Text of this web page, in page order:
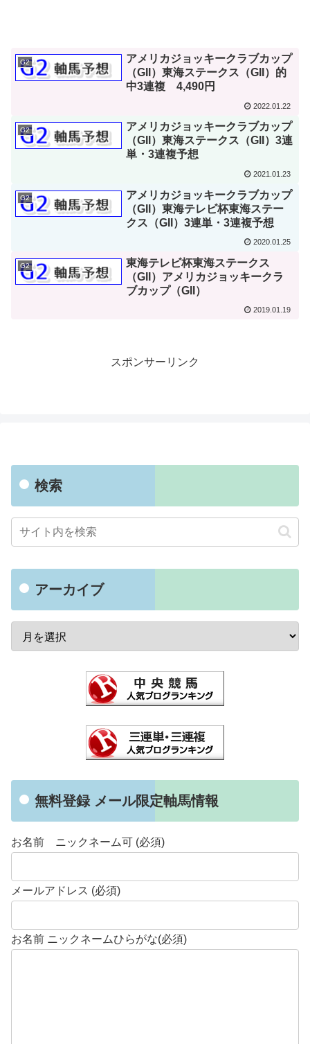
G2
アメリカジョッキークラブカップ
（GII）東海ステークス（GII）的
中3連複 4,490円
2022.01.22
G2
アメリカジョッキークラブカップ
（GII）東海ステークス（GII）3連
単・3連複予想
2021.01.23
G2
アメリカジョッキークラブカップ
（GII）東海テレビ杯東海ステー
クス（GII）3連単・3連複予想
2020.01.25
G2
東海テレビ杯東海ステークス
（GII）アメリカジョッキークラ
ブカップ（GII）
2019.01.19
スポンサーリンク
検索
アーカイブ
無料登録 メール限定軸馬情報
お名前 ニックネーム可 (必須)
メールアドレス (必須)
お名前 ニックネームひらがな(必須)